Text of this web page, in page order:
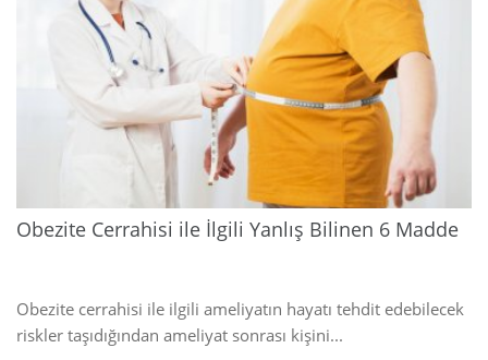
Obezite Cerrahisi ile İlgili Yanlış Bilinen 6 Madde
Obezite cerrahisi ile ilgili ameliyatın hayatı tehdit edebilecek
riskler taşıdığından ameliyat sonrası kişini...